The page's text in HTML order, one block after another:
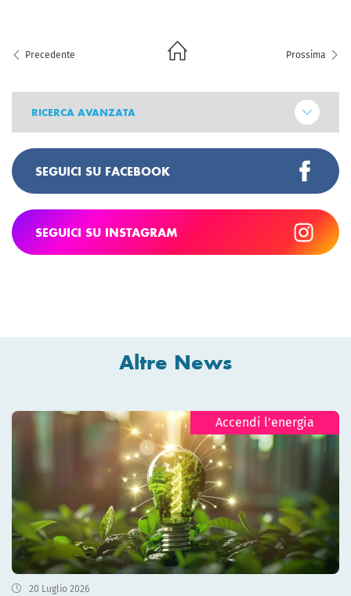
Precedente Prossima
RICERCA AVANZATA
SEGUICI SU FACEBOOK
SEGUICI SU INSTAGRAM
Altre News
Accendi l’energia
20 Luglio 2026